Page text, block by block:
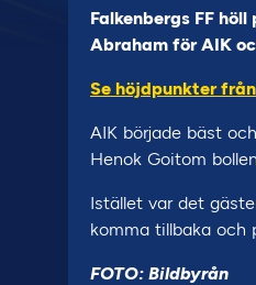
Falkenbergs FF
Abraham för AIK
Se höjdpunkter
AIK började bäst
Henok Goitom
Istället var det
komma tillbaka och
FOTO: Bildbyrån